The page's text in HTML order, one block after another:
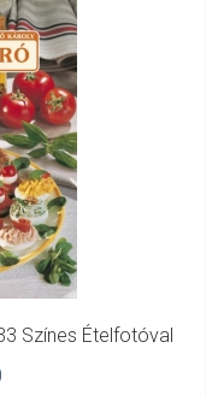
Színes Ételfotóval